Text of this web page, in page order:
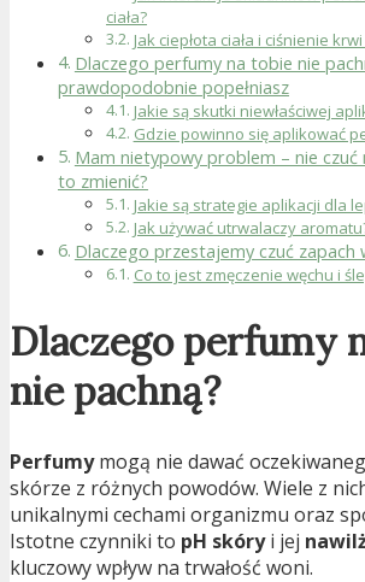
ciała?
Jak ciepłota ciała i ciśnienie
Dlaczego perfumy na tobie nie
prawdopodobnie popełniasz
Jakie są skutki niewłaściwej
Gdzie powinno się aplikować
Mam nietypowy problem – nie czuć
to zmienić?
Jakie są strategie aplikacji dla
Jak używać utrwalaczy
Dlaczego przestajemy czuć zapach
Co to jest zmęczenie węchu i
Dlaczego perfumy
nie pachną?
Perfumymogą nie dawać
skórze z różnych powodów. Wiele z
unikalnymi cechami organizmu oraz
Istotne czynniki to pH skóryi jej
kluczowy wpływ na trwałość woni.